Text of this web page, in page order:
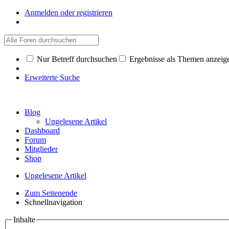
Anmelden oder registrieren
Nur Betreff durchsuchen Ergebnisse als Themen
Erweiterte Suche
Blog
Ungelesene Artikel
Dashboard
Forum
Mitglieder
Shop
Ungelesene Artikel
Zum Seitenende
Schnellnavigation
Inhalte